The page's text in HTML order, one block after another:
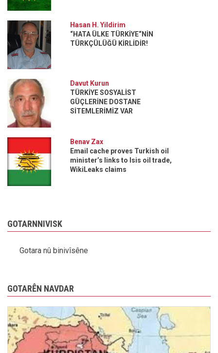
Hasan H. Yildirim
“HATA ÜLKE TÜRKİYE“NİN
TÜRKÇÜLÜĞÜ KİRLİDİR!
Davut Kurun
TÜRKİYE SOSYALİST
GÜÇLERİNE DOSTANE
SİTEMLERİMİZ VAR
Benav Zax
Email cache proves Turkish oil
minister’s links to Isis oil trade,
WikiLeaks claims
GOTARNNIVISK
Gotara nû binivîsêne
GOTARÊN NAVDAR